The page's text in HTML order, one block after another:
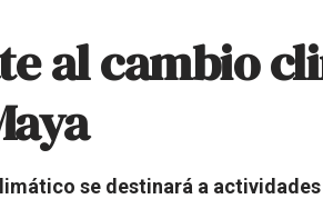
al cambio
se destinará a